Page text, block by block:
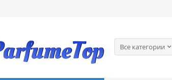
Все категории